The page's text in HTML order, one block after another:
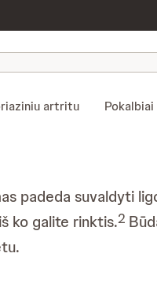
artritu
padeda suvaldyti
ko galite rinktis.2